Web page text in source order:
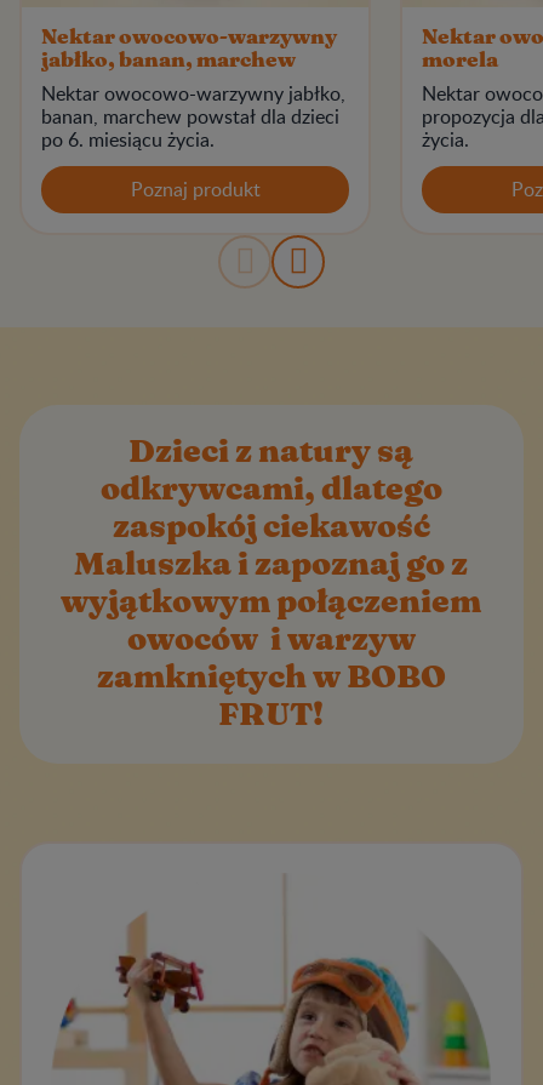
Nektar owocowo-warzywny
jabłko, banan, marchew
Nektar owocowo-warzywny jabłko,
banan, marchew powstał dla dzieci
po 6. miesiącu życia.
Poznaj produkt
Nektar
morela
Nektar
propozycja
życia.
Dzieci z natury są
odkrywcami, dlatego
zaspokój ciekawość
Maluszka i zapoznaj go z
wyjątkowym połączeniem
owoców i warzyw
zamkniętych w BOBO
FRUT!